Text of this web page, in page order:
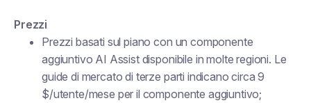
Prezzi
Prezzi basati sul piano con un componente
aggiuntivo AI Assist disponibile in molte regioni. Le
guide di mercato di terze parti indicano circa 9
$/utente/mese per il componente aggiuntivo;